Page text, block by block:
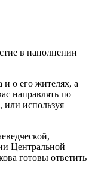
в наполнении
и о его жителях, а
направлять по
, или используя
Центральной
готовы ответить